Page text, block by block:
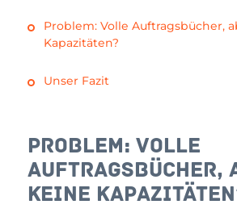
Problem: Volle Auftragsbücher,
Kapazitäten?
Unser Fazit
Problem: Volle
Auftragsbücher,
keine